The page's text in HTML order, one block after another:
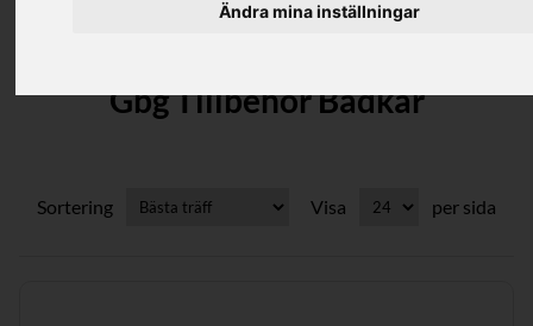
Ändra mina inställningar
Gbg Tillbehör Badkar
Sortering Visa per sida